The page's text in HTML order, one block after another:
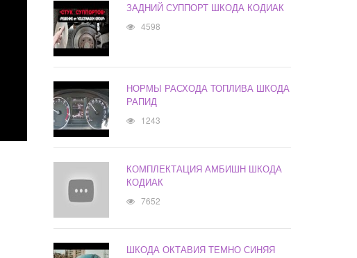
ЗАДНИЙ СУППОРТ ШКОДА КОДИАК
4598
НОРМЫ РАСХОДА ТОПЛИВА ШКОДА
РАПИД
1243
КОМПЛЕКТАЦИЯ АМБИШН ШКОДА
КОДИАК
7652
ШКОДА ОКТАВИЯ ТЕМНО СИНЯЯ